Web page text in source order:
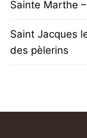
Sainte Marthe
Saint Jacques
des pèlerins